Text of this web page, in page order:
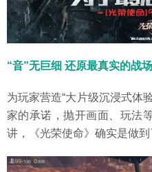
“音”无巨细 还原最真实的战
为玩家营造“大片级沉浸式体
家的承诺，抛开画面、玩法
讲，《光荣使命》确实是做到